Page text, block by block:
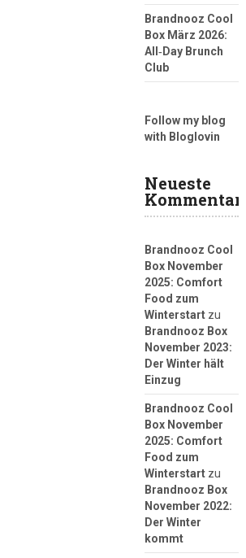
Brandnooz Cool
Box März 2026:
All‑Day Brunch
Club
Follow my blog
with Bloglovin
Neueste
Brandnooz Cool
Box November
2025: Comfort
Food zum
Winterstartzu
Brandnooz Box
November 2023:
Der Winter hält
Einzug
Brandnooz Cool
Box November
2025: Comfort
Food zum
Winterstartzu
Brandnooz Box
November 2022:
Der Winter
kommt